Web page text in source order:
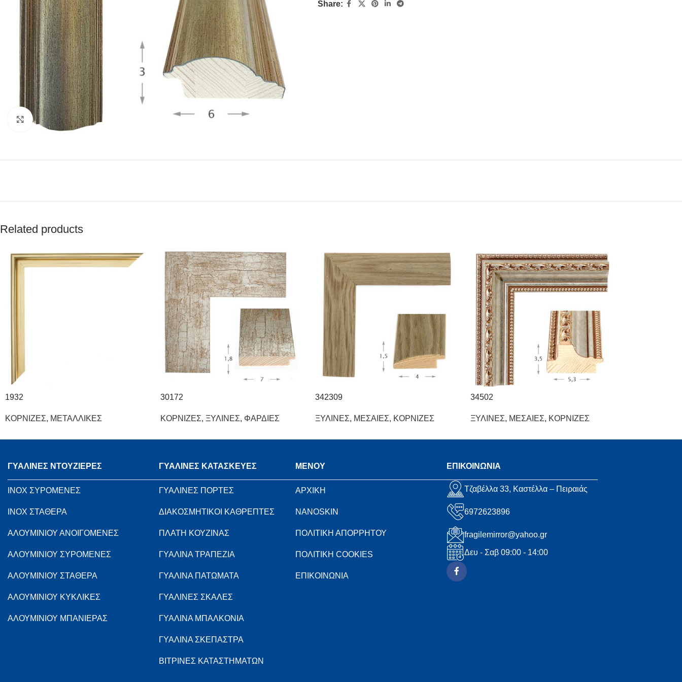
Click to enlarge
Share:
Related products
1932
ΚΟΡΝΙΖΕΣ, ΜΕΤΑΛΛΙΚΕΣ
30172
ΚΟΡΝΙΖΕΣ, ΞΥΛΙΝΕΣ, ΦΑΡΔΙΕΣ
342309
ΞΥΛΙΝΕΣ, ΜΕΣΑΙΕΣ, ΚΟΡΝΙΖΕΣ
34502
ΞΥΛΙΝΕΣ, ΜΕΣΑΙΕΣ, ΚΟΡΝΙΖΕΣ
ΓΥΑΛΙΝΕΣ ΝΤΟΥΖΙΕΡΕΣ
INOX ΣΥΡΟΜΕΝΕΣ
INOX ΣΤΑΘΕΡΑ
ΑΛΟΥΜΙΝΙΟΥ ΑΝΟΙΓΟΜΕΝΕΣ
ΑΛΟΥΜΙΝΙΟΥ ΣΥΡΟΜΕΝΕΣ
ΑΛΟΥΜΙΝΙΟΥ ΣΤΑΘΕΡΑ
ΑΛΟΥΜΙΝΙΟΥ ΚΥΚΛΙΚΕΣ
ΑΛΟΥΜΙΝΙΟΥ ΜΠΑΝΙΕΡΑΣ
ΓΥΑΛΙΝΕΣ ΚΑΤΑΣΚΕΥΕΣ
ΓΥΑΛΙΝΕΣ ΠΟΡΤΕΣ
ΔΙΑΚΟΣΜΗΤΙΚΟΙ ΚΑΘΡΕΠΤΕΣ
ΠΛΑΤΗ ΚΟΥΖΙΝΑΣ
ΓΥΑΛΙΝΑ ΤΡΑΠΕΖΙΑ
ΓΥΑΛΙΝΑ ΠΑΤΩΜΑΤΑ
ΓΥΑΛΙΝΕΣ ΣΚΑΛΕΣ
ΓΥΑΛΙΝΑ ΜΠΑΛΚΟΝΙΑ
ΓΥΑΛΙΝΑ ΣΚΕΠΑΣΤΡΑ
ΒΙΤΡΙΝΕΣ ΚΑΤΑΣΤΗΜΑΤΩΝ
MENOY
ΑΡΧΙΚΗ
NANOSKIN
ΠΟΛΙΤΙΚΗ ΑΠΟΡΡΗΤΟΥ
ΠΟΛΙΤΙΚΗ COOKIES
ΕΠΙΚΟΙΝΩΝΙΑ
ΕΠΙΚΟΙΝΩΝΙΑ
Τζαβέλλα 33, Καστέλλα – Πειραιάς
6972623896
fragilemirror@yahoo.gr
Δευ - Σαβ 09:00 - 14:00